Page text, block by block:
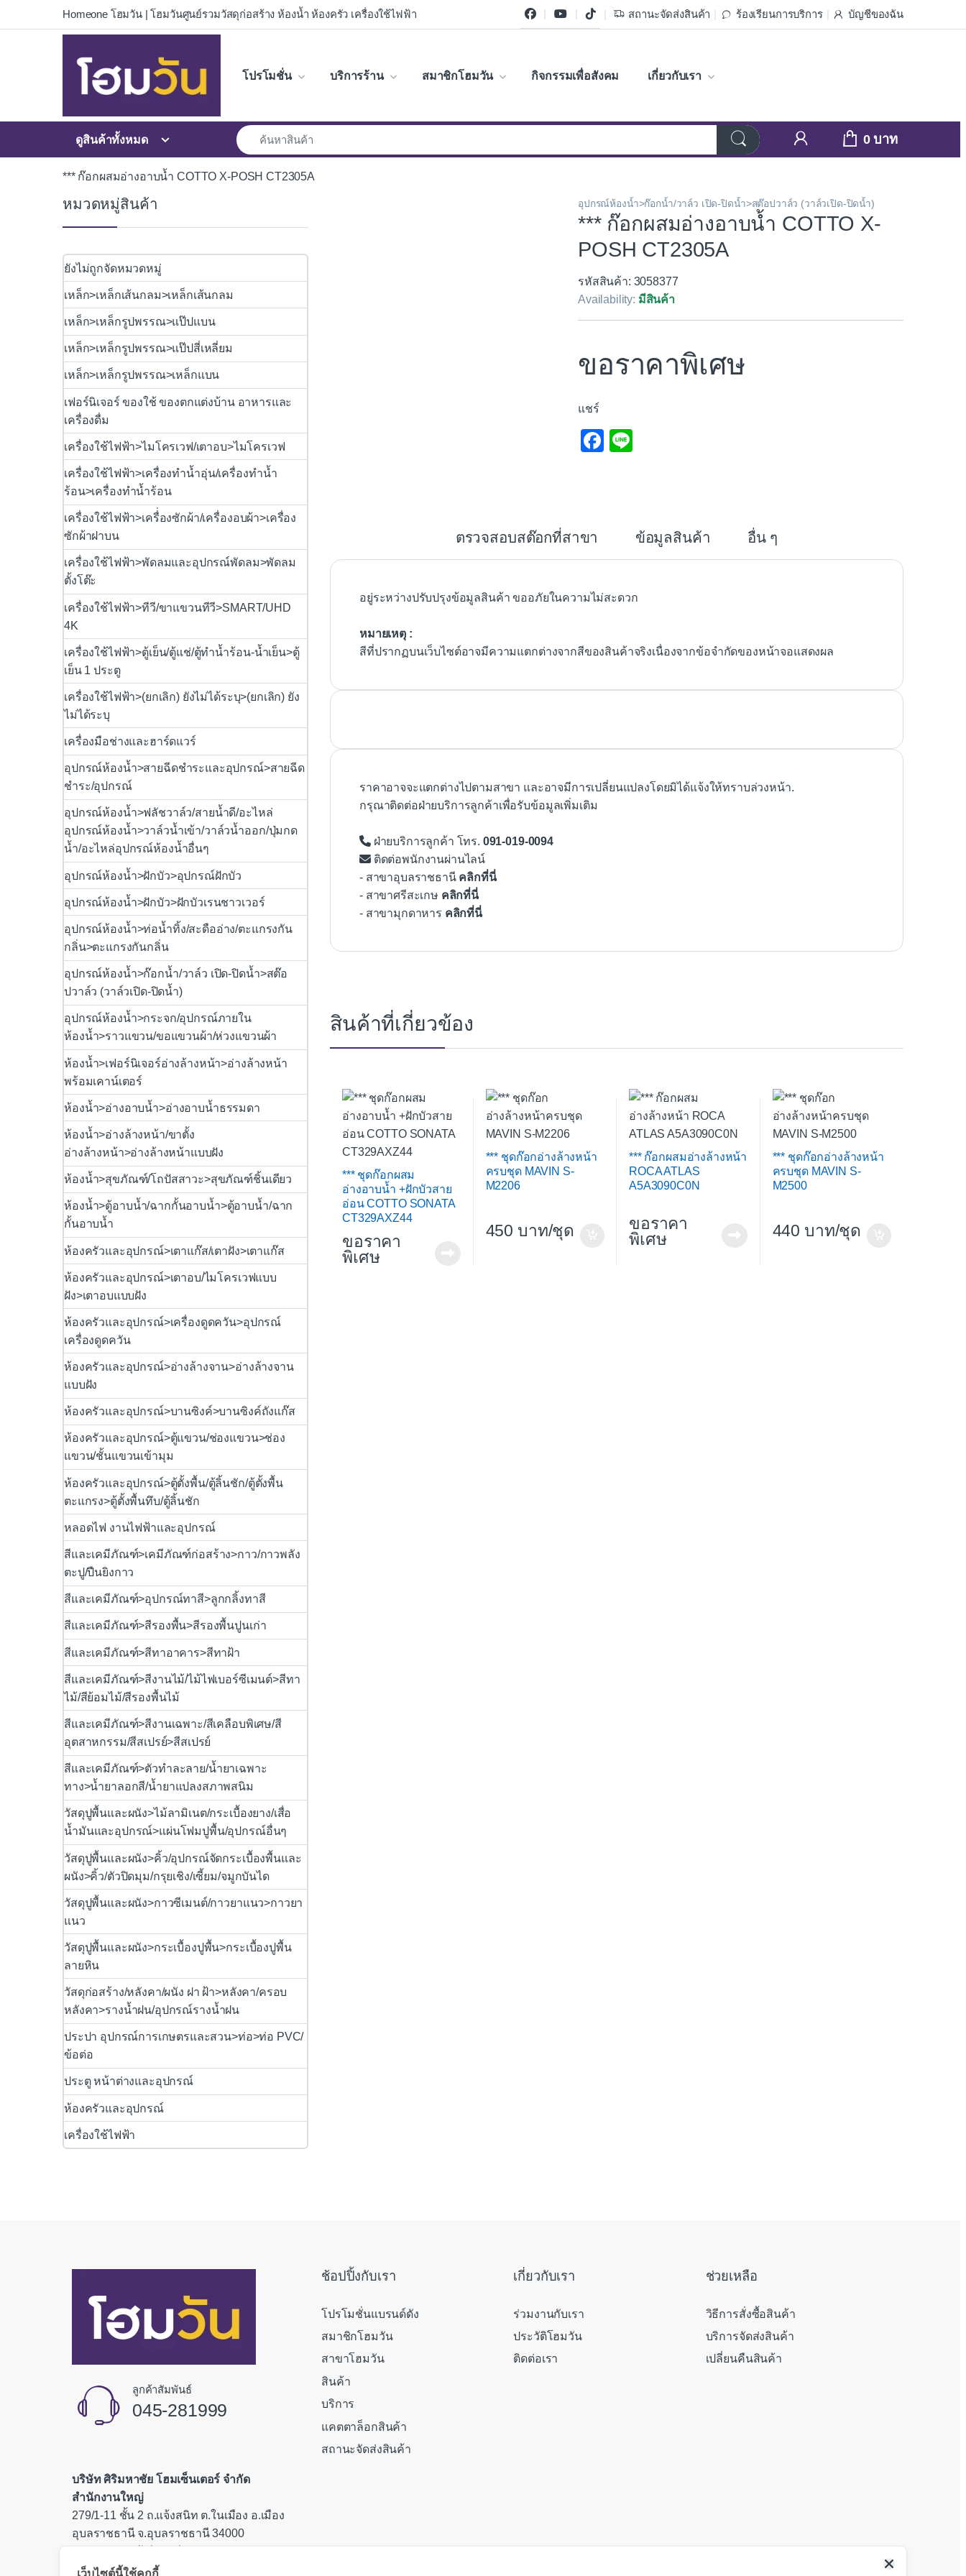
Skip to navigation
Skip to contentHomeone โฮมวัน | โฮมวันศูนย์รวมวัสดุก่อสร้าง ห้องน้ำ ห้องครัว เครื่องใช้ไฟฟ้า สถานะจัดส่งสินค้า ร้องเรียนการบริการ บัญชีของฉัน
โปรโมชั่น บริการร้าน สมาชิกโฮมวัน กิจกรรมเพื่อสังคม เกี่ยวกับเรา
ดูสินค้าทั้งหมด 0
*** ก๊อกผสมอ่างอาบน้ำ COTTO X-POSH CT2305A
อุปกรณ์ห้องน้ำ>ก๊อกน้ำ/วาล์ว เปิด-ปิดน้ำ>สต๊อปวาล์ว (วาล์วเปิด-ปิดน้ำ)
*** ก๊อกผสมอ่างอาบน้ำ COTTO X-
POSH CT2305A
รหัสสินค้า: 3058377
Availability: มีสินค้า
ขอราคาพิเศษ
แชร์
F
o
k
ตรวจสอบสต๊อกที่สาขา ข้อมูลสินค้า อื่น ๆ
อยู่ระหว่างปรับปรุงข้อมูลสินค้า ขออภัยในความไม่สะดวก
หมายเหตุ :
สีที่ปรากฏบนเว็บไซต์อาจมีความแตกต่างจากสีของสินค้าจริงเนื่องจากข้อจำกัดของหน้าจอแสดงผล
ราคาอาจจะแตกต่างไปตามสาขา และอาจมีการเปลี่ยนแปลงโดยมิได้แจ้งให้ทราบล่วงหน้า.
กรุณาติดต่อฝ่ายบริการลูกค้าเพื่อรับข้อมูลเพิ่มเติม
ฝ่ายบริการลูกค้า โทร. 091-019-0094
ติดต่อพนักงานผ่านไลน์
- สาขาอุบลราชธานี คลิกที่นี่
- สาขาศรีสะเกษ คลิกที่นี่
- สาขามุกดาหาร คลิกที่นี่
สินค้าที่เกี่ยวข้อง
*** ชุดก๊อกผสม
อ่างอาบน้ำ +ฝักบัวสาย
อ่อน COTTO SONATA
CT329AXZ44
ขอราคา
พิเศษ
*** ชุดก๊อกอ่างล้างหน้า
ครบชุด MAVIN S-
M2206
450 /ชุด
*** ก๊อกผสมอ่างล้างหน้า
ROCA ATLAS
A5A3090C0N
ขอราคา
พิเศษ
*** ชุดก๊อกอ่างล้างหน้า
ครบชุด MAVIN S-
M2500
440 /ชุด
หมวดหมู่สินค้า
ยังไม่ถูกจัดหมวดหมู่
เหล็ก>เหล็กเส้นกลม>เหล็กเส้นกลม
เหล็ก>เหล็กรูปพรรณ>แป๊ปแบน
เหล็ก>เหล็กรูปพรรณ>แป๊ปสี่เหลี่ยม
เหล็ก>เหล็กรูปพรรณ>เหล็กแบน
เฟอร์นิเจอร์ ของใช้ ของตกแต่งบ้าน อาหารและ
เครื่องดื่ม
เครื่องใช้ไฟฟ้า>ไมโครเวฟ/เตาอบ>ไมโครเวฟ
เครื่องใช้ไฟฟ้า>เครื่องทำน้ำอุ่น/เครื่องทำน้ำ
ร้อน>เครื่องทำน้ำร้อน
เครื่องใช้ไฟฟ้า>เครื่่องซักผ้า/เครื่องอบผ้า>เครื่อง
ซักผ้าฝาบน
เครื่องใช้ไฟฟ้า>พัดลมและอุปกรณ์พัดลม>พัดลม
ตั้งโต๊ะ
เครื่องใช้ไฟฟ้า>ทีวี/ขาแขวนทีวี>SMART/UHD
4K
เครื่องใช้ไฟฟ้า>ตู้เย็น/ตู้แช่/ตู้ทำน้ำร้อน-น้ำเย็น>ตู้
เย็น 1 ประตู
เครื่องใช้ไฟฟ้า>(ยกเลิก) ยังไม่ได้ระบุ>(ยกเลิก) ยัง
ไม่ได้ระบุ
เครื่องมือช่างและฮาร์ดแวร์
อุปกรณ์ห้องน้ำ>สายฉีดชำระและอุปกรณ์>สายฉีด
ชำระ/อุปกรณ์
อุปกรณ์ห้องน้ำ>ฟลัชวาล์ว/สายน้ำดี/อะไหล่
อุปกรณ์ห้องน้ำ>วาล์วน้ำเข้า/วาล์วน้ำออก/ปุ่มกด
น้ำ/อะไหล่อุปกรณ์ห้องน้ำอื่นๆ
อุปกรณ์ห้องน้ำ>ฝักบัว>อุปกรณ์ฝักบัว
อุปกรณ์ห้องน้ำ>ฝักบัว>ฝักบัวเรนชาวเวอร์
อุปกรณ์ห้องน้ำ>ท่อน้ำทิ้ง/สะดืออ่าง/ตะแกรงกัน
กลิ่น>ตะแกรงกันกลิ่น
อุปกรณ์ห้องน้ำ>ก๊อกน้ำ/วาล์ว เปิด-ปิดน้ำ>สต๊อ
ปวาล์ว (วาล์วเปิด-ปิดน้ำ)
อุปกรณ์ห้องน้ำ>กระจก/อุปกรณ์ภายใน
ห้องน้ำ>ราวแขวน/ขอแขวนผ้า/ห่วงแขวนผ้า
ห้องน้ำ>เฟอร์นิเจอร์อ่างล้างหน้า>อ่างล้างหน้า
พร้อมเคาน์เตอร์
ห้องน้ำ>อ่างอาบน้ำ>อ่างอาบน้ำธรรมดา
ห้องน้ำ>อ่างล้างหน้า/ขาตั้ง
อ่างล้างหน้า>อ่างล้างหน้าแบบฝัง
ห้องน้ำ>สุขภัณฑ์/โถปัสสาวะ>สุขภัณฑ์ชิ้นเดียว
ห้องน้ำ>ตู้อาบน้ำ/ฉากกั้นอาบน้ำ>ตู้อาบน้ำ/ฉาก
กั้นอาบน้ำ
ห้องครัวและอุปกรณ์>เตาแก๊ส/เตาฝัง>เตาแก๊ส
ห้องครัวและอุปกรณ์>เตาอบ/ไมโครเวฟแบบ
ฝัง>เตาอบแบบฝัง
ห้องครัวและอุปกรณ์>เครื่องดูดควัน>อุปกรณ์
เครื่องดูดควัน
ห้องครัวและอุปกรณ์>อ่างล้างจาน>อ่างล้างจาน
แบบฝัง
ห้องครัวและอุปกรณ์>บานซิงค์>บานซิงค์ถังแก๊ส
ห้องครัวและอุปกรณ์>ตู้แขวน/ช่องแขวน>ช่อง
แขวน/ชั้นแขวนเข้ามุม
ห้องครัวและอุปกรณ์>ตู้ตั้งพื้น/ตู้ลิ้นชัก/ตู้ตั้งพื้น
ตะแกรง>ตู้ตั้งพื้นทึบ/ตู้ลิ้นชัก
หลอดไฟ งานไฟฟ้าและอุปกรณ์
สีและเคมีภัณฑ์>เคมีภัณฑ์ก่อสร้าง>กาว/กาวพลัง
ตะปู/ปืนยิงกาว
สีและเคมีภัณฑ์>อุปกรณ์ทาสี>ลูกกลิ้งทาสี
สีและเคมีภัณฑ์>สีรองพื้น>สีรองพื้นปูนเก่า
สีและเคมีภัณฑ์>สีทาอาคาร>สีทาฝ้า
สีและเคมีภัณฑ์>สีงานไม้/ไม้ไฟเบอร์ซีเมนต์>สีทา
ไม้/สีย้อมไม้/สีรองพื้นไม้
สีและเคมีภัณฑ์>สีงานเฉพาะ/สีเคลือบพิเศษ/สี
อุตสาหกรรม/สีสเปรย์>สีสเปรย์
สีและเคมีภัณฑ์>ตัวทำละลาย/น้ำยาเฉพาะ
ทาง>น้ำยาลอกสี/น้ำยาแปลงสภาพสนิม
วัสดุปูพื้นและผนัง>ไม้ลามิเนต/กระเบื้องยาง/เสื่อ
น้ำมันและอุปกรณ์>แผ่นโฟมปูพื้น/อุปกรณ์อื่นๆ
วัสดุปูพื้นและผนัง>คิ้ว/อุปกรณ์จัดกระเบื้องพื้นและ
ผนัง>คิ้ว/ตัวปิดมุม/กรุยเชิง/เซี้ยม/จมูกบันได
วัสดุปูพื้นและผนัง>กาวซีเมนต์/กาวยาแนว>กาวยา
แนว
วัสดุปูพื้นและผนัง>กระเบื้องปูพื้น>กระเบื้องปูพื้น
ลายหิน
วัสดุก่อสร้าง/หลังคา/ผนัง ฝา ฝ้า>หลังคา/ครอบ
หลังคา>รางน้ำฝน/อุปกรณ์รางน้ำฝน
ประปา อุปกรณ์การเกษตรและสวน>ท่อ>ท่อ PVC/
ข้อต่อ
ประตู หน้าต่างและอุปกรณ์
ห้องครัวและอุปกรณ์
เครื่องใช้ไฟฟ้า
ลูกค้าสัมพันธ์
045-281999
บริษัท ศิริมหาชัย โฮมเซ็นเตอร์ จำกัด
สำนักงานใหญ่
279/1-11 ชั้น 2 ถ.แจ้งสนิท ต.ในเมือง อ.เมือง
อุบลราชธานี จ.อุบลราชธานี 34000
ช้อปปิ้งกับเรา
โปรโมชั่นแบรนด์ดัง
สมาชิกโฮมวัน
สาขาโฮมวัน
สินค้า
บริการ
แคตตาล็อกสินค้า
สถานะจัดส่งสินค้า
เกี่ยวกับเรา
ร่วมงานกับเรา
ประวัติโฮมวัน
ติดต่อเรา
ช่วยเหลือ
วิธีการสั่งซื้อสินค้า
บริการจัดส่งสินค้า
เปลี่ยนคืนสินค้า
เว็บไซต์นี้ใช้คุกกี้